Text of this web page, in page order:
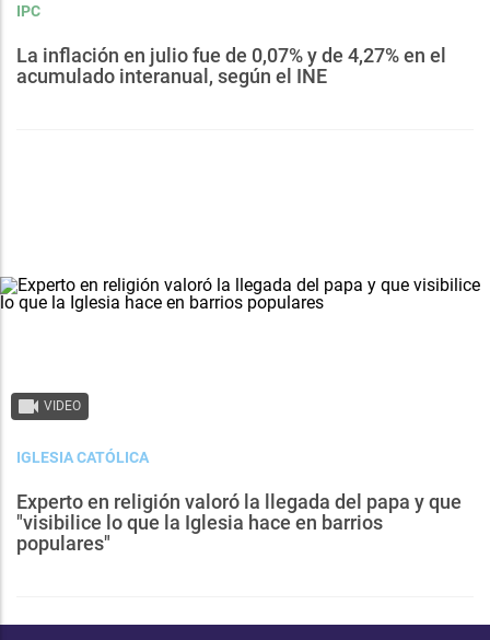
IPC
La inflación en julio fue de 0,07% y de 4,27% en el
acumulado interanual, según el INE
VIDEO
IGLESIA CATÓLICA
Experto en religión valoró la llegada del papa y que
"visibilice lo que la Iglesia hace en barrios
populares"